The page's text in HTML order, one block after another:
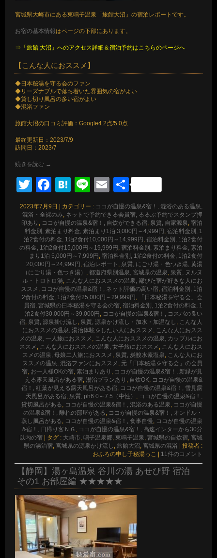
宮城県大崎市にある東鳴子温泉「旅館大沼」の宿泊レポートです。
お宿の基本情報はページの下部にあります。
⇒「旅館 大沼」へのアクセス詳細＆宿泊予約はこちらのページへ
【こんな人におススメ】
◆日本秘湯を守る会のファン
◆リーズナブルで落ち着いた雰囲気の宿がよい
◆貸し切り風呂の多い宿がよい
◆混浴ファン
旅館大沼の口コミ評価：Google4.2点/5.0点
最終更新日：2023/7/9
訪問日：2023/7
続きを読む →
TwitterFacebook
Hatena
LineEmail
共
有
2023年7月9日 カテゴリー : ココが自慢の温泉&宿！, 混浴のある温泉,
混浴・全裸のみ, ネットで予約できる会員宿, るるぶ予約でスタンプ押
印あり , ココが自慢の温泉&宿！, 自炊ができる宿, 泉質, 自家源泉, 宿泊
料金別, 素泊まり料金, 素泊まり1泊 3,000円～4,999円 , 宿泊料金別, 1
泊2食付の料金, 1泊2食付10,000円～14,999円 , 宿泊料金別, 1泊2食付
の料金, 1泊2食付15,000円～19,999円 , 宿泊料金別, 素泊まり料金, 素泊
まり1泊 5,000円～7,999円 , 宿泊料金別, 1泊2食付の料金, 1泊2食付
20,000円～24,999円 , 宿泊レポート , 泉質, にごり湯・色つき湯, 黄湯
（にごり湯・色つき湯） , 都道府県別温泉, 宮城県の温泉, 泉質, ヌルヌ
ル・トロトロ湯, こんな人におススメの温泉, 鄙びた宿が好きな人にお
ススメ , ココが自慢の温泉&宿！, ネット評価の高い宿, 宿泊料金別, 1泊
2食付の料金, 1泊2食付25,000円～29,999円 ,
「日本秘湯を守る会」会
員宿, 宮城県の日本秘湯を守る会の宿, 宿泊料金別, 1泊2食付の料金, 1
泊2食付30,000円～39,000円 , ココが自慢の温泉&宿！, コスパの良い
宿, 泉質, 源泉掛け流し , 泉質, 源泉かけ流し・加水・加温なし , こんな人
におススメの温泉, 湯治体験をしたい人におススメ , こんな人におスス
メの温泉, 一人旅におススメ , こんな人におススメの温泉, カップルにお
ススメ , こんな人におススメの温泉, 女子旅におススメ , こんな人におス
スメの温泉, 母娘二人旅におススメ , 泉質, 炭酸水素塩泉, こんな人にお
ススメの温泉, 混浴ファンにおススメ , 元「日本秘湯を守る会」の会員
宿, お一人様OKの宿, 素泊まりあり , ココが自慢の温泉&宿！, 新緑が見
える露天風呂がある宿, 湯治プランあり , 自炊OK, ココが自慢の温泉&
宿！, 紅葉が見える露天風呂がある宿, ココが自慢の温泉&宿！, 雪見露
天風呂がある宿, 泉質, ph6.0～7.5（中性） , ココが自慢の温泉&宿！,
貸切風呂がある, ココが自慢の温泉&宿！, 混浴のある温泉, ココが自慢
の温泉&宿！, 離れの部屋がある, ココが自慢の温泉&宿！, オンドル・
蒸し風呂がある, ココが自慢の温泉&宿！, 食事自慢, ココが自慢の温泉
&宿！, 日帰り客ＮＧ , ココが自慢の温泉&宿！, 高速インターから30分
以内の宿
タグ : 大崎市, 鳴子温泉郷, 東鳴子温泉, 宮城県の自炊宿, 宮城
県の湯治宿, 宮城県の源泉かけ流し , 旅館大沼, 宮城県の混浴
投稿者 :
おふろの申し子秘湯っこ
11件のコメント
【静岡】湯ヶ島温泉 谷川の湯 あせび野 宿泊
その1 お部屋編 ★★★★★